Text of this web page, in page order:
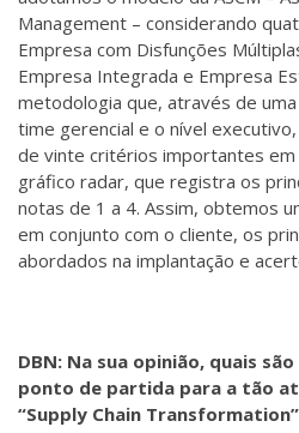
Management – considerando
Empresa com Disfunções
Empresa Integrada e Empresa
metodologia que, através de
time gerencial e o nível
de vinte critérios importantes em
gráfico radar, que registra os
notas de 1 a 4. Assim, obtemos
em conjunto com o cliente, os
abordados na implantação e
DBN: Na sua opinião, quais são
ponto de partida para a tão
“Supply Chain